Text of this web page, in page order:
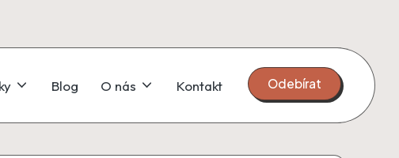
Blog O nás Kontakt Odebírat